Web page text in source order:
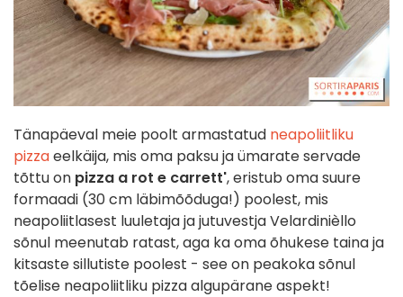
Tänapäeval meie poolt armastatud neapoliitliku
pizzaeelkäija, mis oma paksu ja ümarate servade
tõttu on pizza a rot e carrett', eristub oma suure
formaadi (30 cm läbimõõduga!) poolest, mis
neapoliitlasest luuletaja ja jutuvestja Velardinièllo
sõnul meenutab ratast, aga ka oma õhukese taina ja
kitsaste sillutiste poolest - see on peakoka sõnul
tõelise neapoliitliku pizza algupärane aspekt!